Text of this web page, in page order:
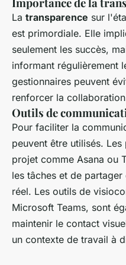
La transparence sur
est primordiale. Elle
seulement les succès,
informant régulièrement
gestionnaires peuvent
renforcer la
Outils de
Pour faciliter la
peuvent être utilisés.
projet comme Asana ou
les tâches et de
réel. Les outils de
Microsoft Teams, sont
maintenir le contact
un contexte de travail à